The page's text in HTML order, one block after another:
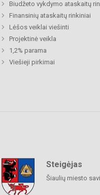
Biudžeto vykdymo ataskaitų
Finansinių ataskaitų rinkiniai
Lėšos veiklai viešinti
Projektinė veikla
1,2% parama
Viešieji pirkimai
Steigėjas
Šiaulių miesto